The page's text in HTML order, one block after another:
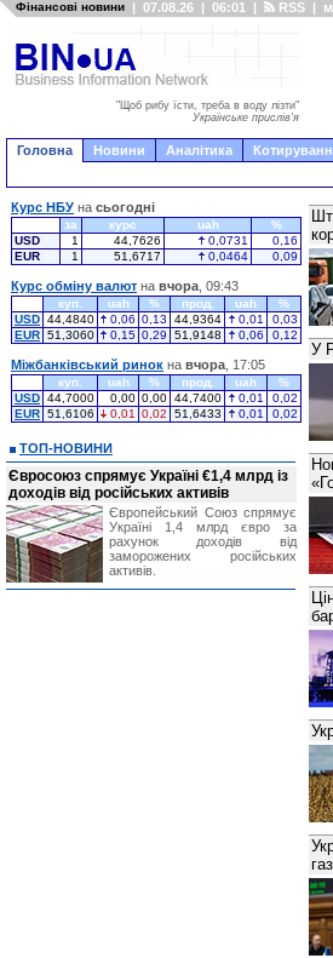
Фінансові новини | 07.08.26 | 06:01 | RSS |
"Щоб рибу їсти, треба в воду лізти"
Українське прислів'я
Головна Новини Аналітика
У
Курс НБУ на сьогодні
за курс uah
%
USD
1 44,7626 0,0731
0,16
EUR
1 51,6717 0,0464 0,09
Курс обміну валют на вчора , 09:43
куп. uah % прод. uah
%
USD 44,4840 0,06 0,13 44,9364 0,01
0,03
EUR 51,3060 0,15 0,29 51,9148 0,06 0,12
Міжбанківський ринок на вчора , 17:05
куп. uah % прод. uah
%
USD 44,7000 0,00 0,00 44,7400 0,01
0,02
EUR 51,6106 0,01 0,02 51,6433 0,01 0,02
ТОП-НОВИНИ
Євросоюз спрямує Україні €1,4 млрд із
доходів від російських активів
Європейський Союз спрямує
Україні 1,4 млрд євро за
рахунок доходів від
заморожених російських
активів.